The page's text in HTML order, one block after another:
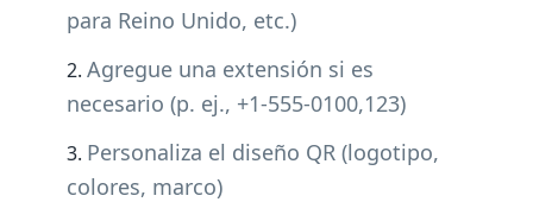
para Reino Unido, etc.)
Agregue una extensión si es
necesario (p. ej., +1-555-0100,123)
Personaliza el diseño QR (logotipo,
colores, marco)